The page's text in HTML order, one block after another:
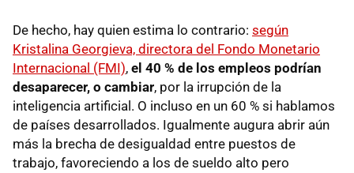
De hecho, hay quien estima lo contrario: según
Kristalina Georgieva, directora del Fondo Monetario
Internacional (FMI), el 40 % de los empleos podrían
desaparecer, o cambiar, por la irrupción de la
inteligencia artificial. O incluso en un 60 % si hablamos
de países desarrollados. Igualmente augura abrir aún
más la brecha de desigualdad entre puestos de
trabajo, favoreciendo a los de sueldo alto pero